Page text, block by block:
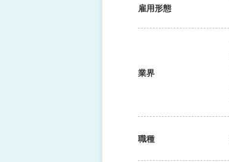
雇用形態
業界
職種